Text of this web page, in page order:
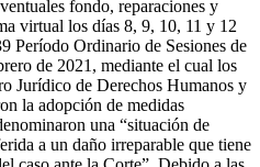
fondo, reparaciones y
virtual los días 8, 9, 10, 11 y 12
Período Ordinario de Sesiones de
de 2021, mediante el cual los
Jurídico de Derechos Humanos y
la adopción de medidas
una “situación de
a un daño irreparable que tiene